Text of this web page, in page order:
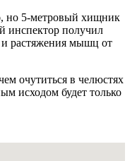
но 5-метровый хищник
инспектор получил
растяжения мышц от
очутиться в челюстях
исходом будет только